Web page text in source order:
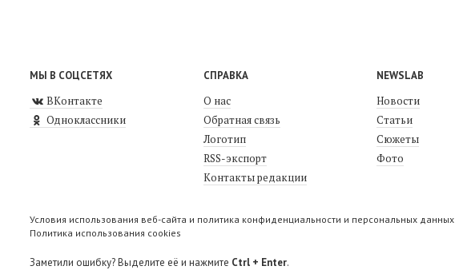
МЫ В СОЦСЕТЯХ
ВКонтакте
Одноклассники
СПРАВКА
О нас
Обратная связь
Логотип
RSS-экспорт
Контакты редакции
NEWSLAB
Новости
Статьи
Сюжеты
Фото
Условия использования веб-сайта и политика конфиденциальности и персональных данных
Политика использования cookies
Заметили ошибку? Выделите её и нажмите Ctrl + Enter.